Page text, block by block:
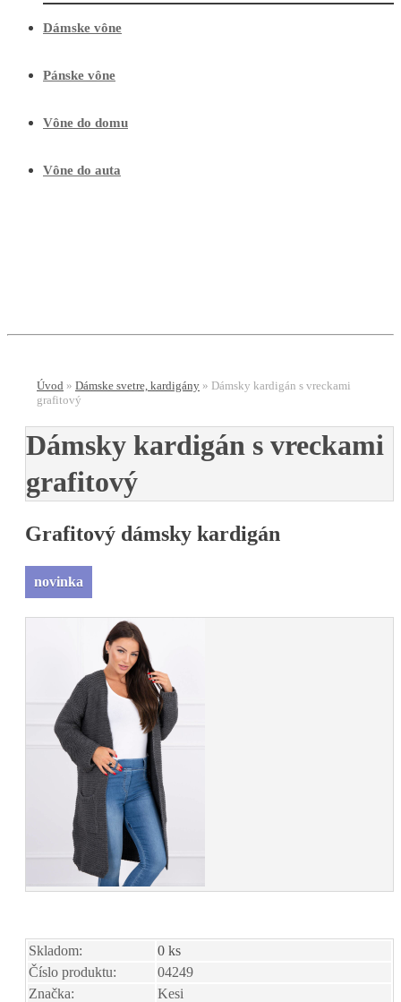
Dámske vône
Pánske vône
Vône do domu
Vône do auta
Úvod » Dámske svetre, kardigány » Dámsky kardigán s vreckami
grafitový
Dámsky kardigán s vreckami
grafitový
Grafitový dámsky kardigán
novinka
Skladom:
0 ks
Číslo produktu:
04249
Značka:
Kesi